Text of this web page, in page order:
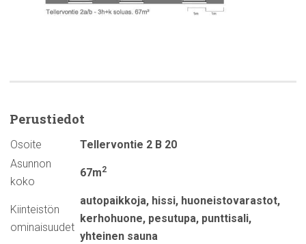
Perustiedot
Osoite
Tellervontie 2 B 20
Asunnon
koko
67m2
Kiinteistön
ominaisuudet
autopaikkoja, hissi, huoneistovarastot,
kerhohuone, pesutupa, punttisali,
yhteinen sauna